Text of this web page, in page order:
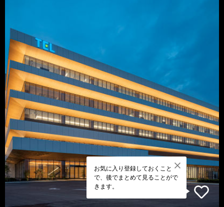
お気に入り登録しておくこと
で、後でまとめて見ることがで
きます。